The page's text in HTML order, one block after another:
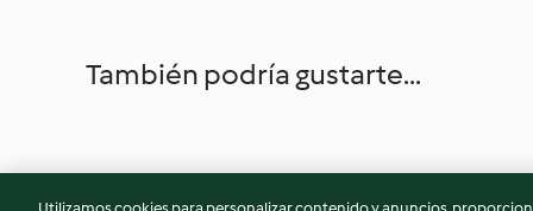
También podría gustarte...